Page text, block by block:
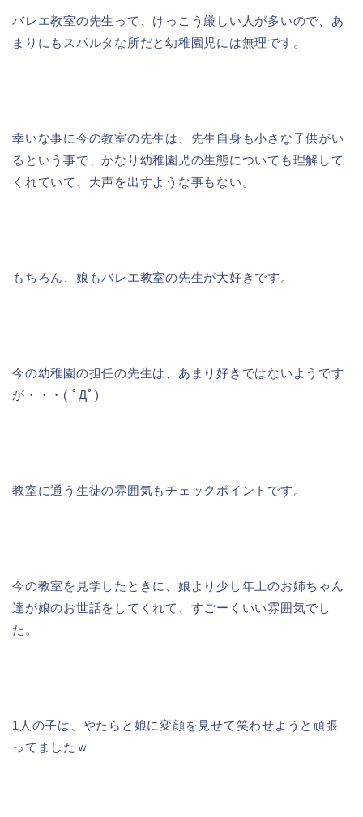
バレエ教室の先生って、けっこう厳しい人が多いので、あ
まりにもスパルタな所だと幼稚園児には無理です。
幸いな事に今の教室の先生は、先生自身も小さな子供がい
るという事で、かなり幼稚園児の生態についても理解して
くれていて、大声を出すような事もない。
もちろん、娘もバレエ教室の先生が大好きです。
今の幼稚園の担任の先生は、あまり好きではないようです
が・・・( ﾟДﾟ)
教室に通う生徒の雰囲気もチェックポイント です。
今の教室を見学したときに、娘より少し年上のお姉ちゃん
達が娘のお世話をしてくれて、すごーくいい雰囲気でし
た。
1人の子は、やたらと娘に変顔を見せて笑わせようと頑張
ってましたｗ